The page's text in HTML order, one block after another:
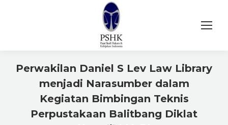
Perwakilan Daniel S Lev Law Library
menjadi Narasumber dalam
Kegiatan Bimbingan Teknis
Perpustakaan Balitbang Diklat